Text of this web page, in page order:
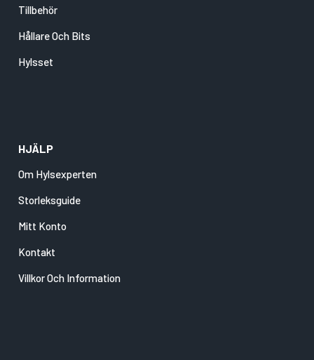
Tillbehör
Hållare Och Bits
Hylsset
HJÄLP
Om Hylsexperten
Storleksguide
Mitt Konto
Kontakt
Villkor Och Information